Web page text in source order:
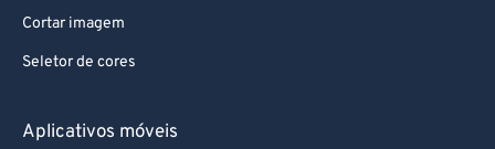
Cortar imagem
Seletor de cores
Aplicativos móveis